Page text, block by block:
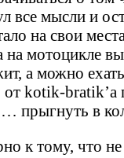
все мысли и
на свои
на мотоцикле
а можно
kotik-bratik’а
прыгнуть в
к тому, что